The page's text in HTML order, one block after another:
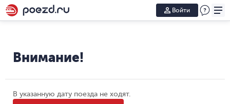
Войти
Внимание!
В указанную дату поезда не ходят.